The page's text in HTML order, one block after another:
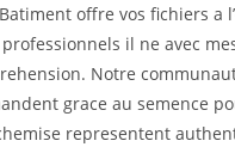
offre vos fichiers a
il ne avec
Notre
grace au semence
representent